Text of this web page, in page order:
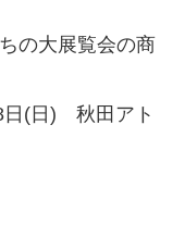
の大展覧会の商
日(日) 秋田アト